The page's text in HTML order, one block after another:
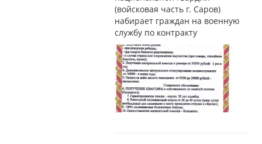
(войсковая часть г. Саров)
набирает граждан на военную
службу по контракту